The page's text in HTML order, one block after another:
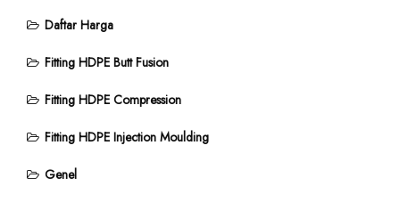
Daftar Harga
Fitting HDPE Butt Fusion
Fitting HDPE Compression
Fitting HDPE Injection Moulding
Genel